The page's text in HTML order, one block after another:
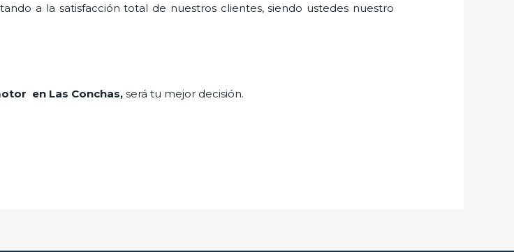
a la satisfacción total de nuestros clientes, siendo ustedes nuestro
en Las Conchas,será tu mejor decisión.